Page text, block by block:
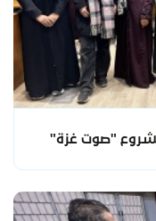
مشروع "صوت غزة"